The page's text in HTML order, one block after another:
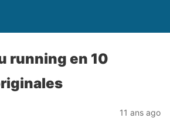
running en 10
11 ans ago